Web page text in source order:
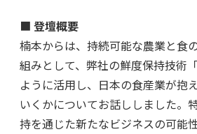
■ 登壇概要
楠本からは、持続可能な農業と食
組みとして、弊社の鮮度保持技術
ように活用し、日本の食産業が抱
いくかについてお話ししました。
持を通じた新たなビジネスの可能